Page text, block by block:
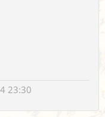
23:30